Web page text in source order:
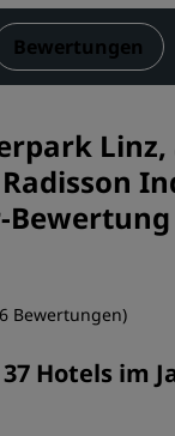
Bewertungen
Linz,
Bewertungen)
Hotels im